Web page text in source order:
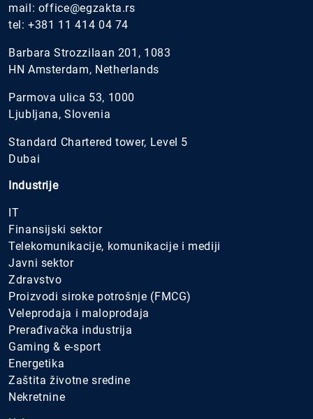
mail: office@egzakta.rs
tel:+381 11 414 04 74
Barbara Strozzilaan 201, 1083
HN Amsterdam, Netherlands
Parmova ulica 53, 1000
Ljubljana, Slovenia
Standard Chartered tower, Level 5
Dubai
Industrije
IT
Finansijski sektor
Telekomunikacije, komunikacije i mediji
Javni sektor
Zdravstvo
Proizvodi siroke potrošnje (FMCG)
Veleprodaja i maloprodaja
Prerađivačka industrija
Gaming & e-sport
Energetika
Zaštita životne sredine
Nekretnine